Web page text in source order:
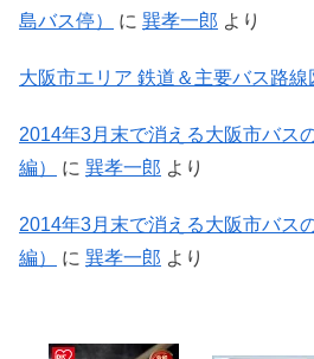
島バス停）
に 巽孝一郎 より
大阪市エリア 鉄道＆主要バス路線
2014年3月末で消える大阪市バス
編）
に 巽孝一郎 より
2014年3月末で消える大阪市バス
編）
に 巽孝一郎 より